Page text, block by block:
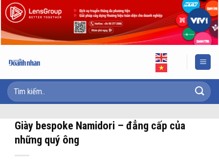
Skip
to
content
Giày bespoke Namidori – đẳng cấp của
những quý ông